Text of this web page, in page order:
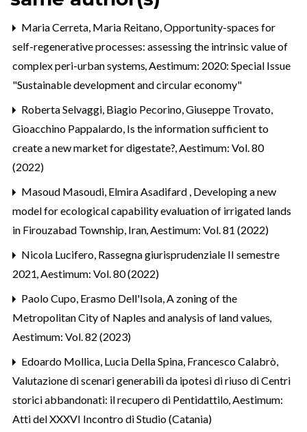
Maria Cerreta, Maria Reitano,Opportunity-spaces for
self-regenerative processes: assessing the intrinsic value of
complex peri-urban systems,Aestimum: 2020: Special Issue
"Sustainable development and circular economy"
Roberta Selvaggi, Biagio Pecorino, Giuseppe Trovato,
Gioacchino Pappalardo, Is the information sufficient to
create a new market for digestate?,Aestimum: Vol. 80
(2022)
Masoud Masoudi, Elmira Asadifard , Developing a new
model for ecological capability evaluation of irrigated lands
in Firouzabad Township, Iran,Aestimum: Vol. 81 (2022)
Nicola Lucifero, Rassegna giurisprudenziale II semestre
2021,Aestimum: Vol. 80 (2022)
Paolo Cupo, Erasmo Dell'Isola,A zoning of the
Metropolitan City of Naples and analysis of land values,
Aestimum: Vol. 82 (2023)
Edoardo Mollica, Lucia Della Spina, Francesco Calabrò,
Valutazione di scenari generabili da ipotesi di riuso di Centri
storici abbandonati: il recupero di Pentidattilo,Aestimum:
Atti del XXXVI Incontro di Studio (Catania)